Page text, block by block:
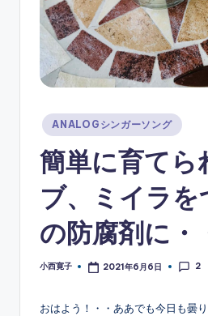
Posted
in
ANALOGシンガーソング
簡単に育てら
ブ、ミイラ
の防腐剤に・
Posted
小西寛子 2021年6月6日 2
おはよう！・・ああでも今日も曇